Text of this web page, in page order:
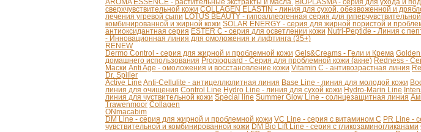
AROMA ESSENCE - растительные экстракты и масла. BIOPLASMA - серия для ухода и
сверхчувствительной кожи COLLAGEN ELASTIN - линия для сухой, обезвоженной и
лечения угревой сыпи LOTUS BEAUTY - гипоаллергенная серия для
комбинированной и жирной кожи SOLAR ENERGY - серия для жирной пористой и
антиоксидантная серия ESTER C - серия для осветлении кожи Nutri-Peptide - Линия с
- Инновационная линия для омоложения и лифтинга (35+)
RENEW
Dermo Control - серия для жирной и проблемной кожи Gels&Creams - Гели и Крема
домашнего использования Propioguard - Серия для проблемной кожи (акне) Redness -
Маски Anti Age - омоложения и восстановление кожи Vitamin C - антивозрастная линия
Dr. Spiller
Active Line Anti-Cellulite - антицеллюлитная линия Base Line - линия для молодой кожи
линия для очищения Control Line Hydro Line - линия для сухой кожи Hydro-Marin Line
линия для чуствительной кожи Special line Summer Glow Line - солнцезащитная линия
Trawenmoor Collagen
ONmacabim
DM Line - серия для жирной и проблемной кожи VC Line - серия с витамином С PR Line -
чувствительной и комбинированной кожи DM Bio Lift Line - cерия с гликозаминогликанами